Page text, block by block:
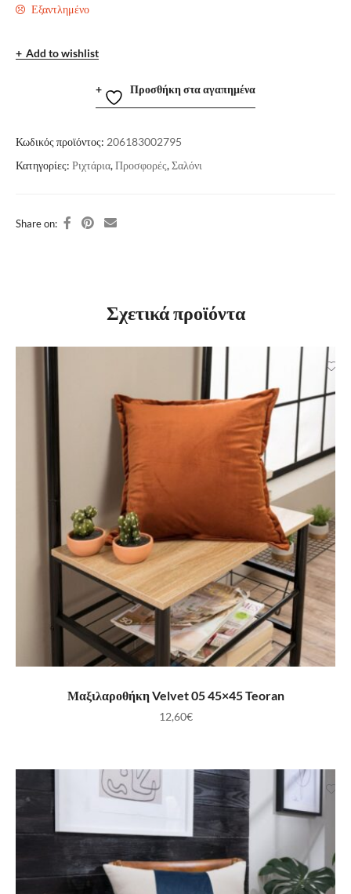
Εξαντλημένο
Add to wishlist
Προσθήκη στα αγαπημένα
Κωδικός προϊόντος: 206183002795
Κατηγορίες: Ριχτάρια,Προσφορές,Σαλόνι
Share on:
Σχετικά προϊόντα
ΠΡΟΣΘΉΚΗ ΣΤΟ ΚΑΛΆΘΙ
Μαξιλαροθήκη Velvet 05 45×45 Teoran
12,60€